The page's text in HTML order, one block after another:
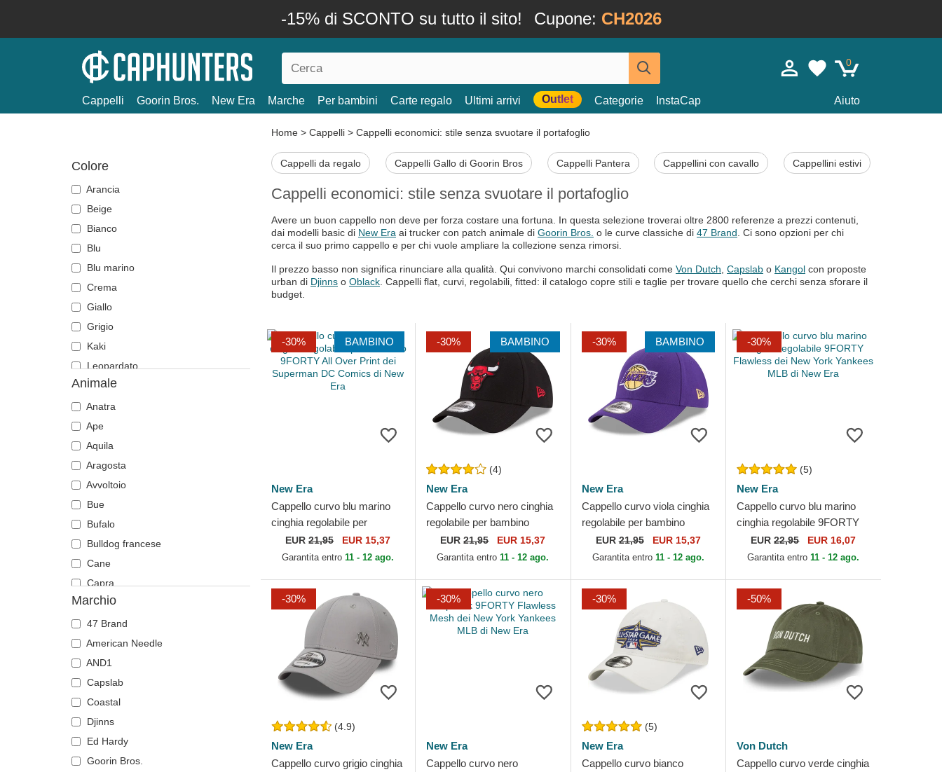
-15% di SCONTO su tutto il sito! Cupone: CH2026
0
Cappelli Goorin Bros. New Era Marche Per bambini Carte regalo Ultimi arrivi Outlet Categorie InstaCap Aiuto
Colore
Arancia
Beige
Bianco
Blu
Blu marino
Crema
Giallo
Grigio
Kaki
Leopardato
Marrone
Mimetizzazione
Multicolore
Nero
Pietra
Rosa
Rosso
Verde
Viola
Animale
Anatra
Ape
Aquila
Aragosta
Avvoltoio
Bue
Bufalo
Bulldog francese
Cane
Capra
Cavallo
Cervo
Chihuahua
Coccodrillo
Colomba
Corvo
Coyote
Delfino
Dobermann
Marchio
47 Brand
American Needle
AND1
Capslab
Coastal
Djinns
Ed Hardy
Goorin Bros.
Home > Cappelli > Cappelli economici: stile senza svuotare il portafoglio
Cappelli da regalo Cappelli Gallo di Goorin Bros Cappelli Pantera Cappellini con cavallo Cappellini estivi
Cappelli economici: stile senza svuotare il portafoglio
Avere un buon cappello non deve per forza costare una fortuna. In questa selezione troverai oltre 2800 referenze a prezzi contenuti,
dai modelli basic di New Era ai trucker con patch animale di Goorin Bros. o le curve classiche di 47 Brand . Ci sono opzioni per chi
cerca il suo primo cappello e per chi vuole ampliare la collezione senza rimorsi.
Il prezzo basso non significa rinunciare alla qualità. Qui convivono marchi consolidati come Von Dutch Capslab o Kangol con proposte
urban di Djinns o Oblack . Cappelli flat, curvi, regolabili, fitted: il catalogo copre stili e taglie per trovare quello che cerchi senza sforare il
budget.
-30% BAMBINO
New Era
Cappello curvo blu marino
cinghia regolabile per
bambino 9FORTY All Over
Print dei Superman DC...
EUR21,95 EUR 15,37
Garantita entro11 - 12 ago.
-30% BAMBINO
(4)
New Era
Cappello curvo nero cinghia
regolabile per bambino
9FORTY The League dei
Chicago Bulls NBA di New...
EUR21,95 EUR 15,37
Garantita entro11 - 12 ago.
-30% BAMBINO
New Era
Cappello curvo viola cinghia
regolabile per bambino
9FORTY The League dei
Los Angeles Lakers NBA...
EUR21,95 EUR 15,37
Garantita entro 11 - 12 ago.
-30%
(5)
New Era
Cappello curvo blu marino
cinghia regolabile 9FORTY
Flawless dei New York
Yankees MLB di New Era
EUR22,95 EUR 16,07
Garantita entro11 - 12 ago.
-30%
(4.9)
New Era
Cappello curvo grigio cinghia
-30%
New Era
Cappello curvo nero
-30%
(5)
New Era
Cappello curvo bianco
-50%
Von Dutch
Cappello curvo verde cinghia